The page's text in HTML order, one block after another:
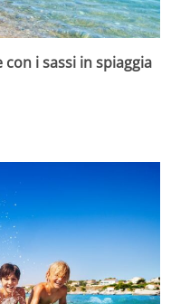
i sassi in spiaggia